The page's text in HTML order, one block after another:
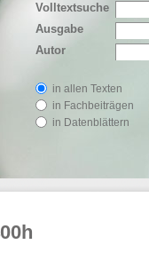
Volltextsuche
Ausgabe
Autor
in allen Texten
in Fachbeiträgen
in Datenblättern